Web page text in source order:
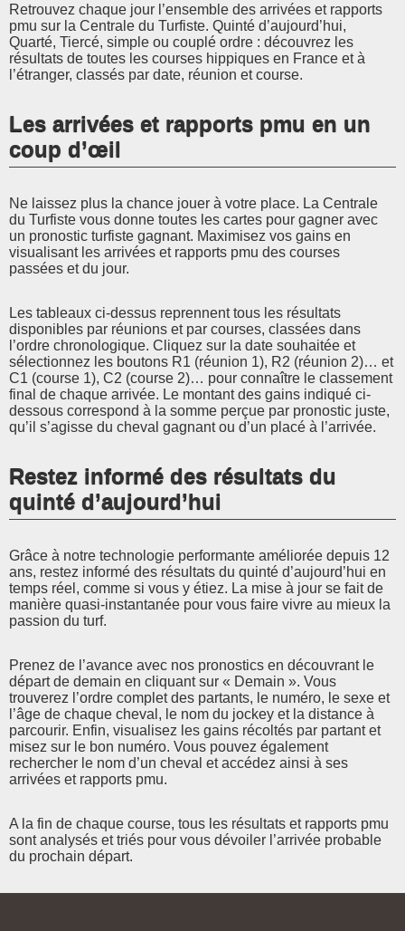
Retrouvez chaque jour l’ensemble des arrivées et rapports
pmu sur la Centrale du Turfiste. Quinté d’aujourd’hui,
Quarté, Tiercé, simple ou couplé ordre : découvrez les
résultats de toutes les courses hippiques en France et à
l’étranger, classés par date, réunion et course.
Les arrivées et rapports pmu en un
coup d’œil
Ne laissez plus la chance jouer à votre place. La Centrale
du Turfiste vous donne toutes les cartes pour gagner avec
un pronostic turfiste gagnant. Maximisez vos gains en
visualisant les arrivées et rapports pmu des courses
passées et du jour.
Les tableaux ci-dessus reprennent tous les résultats
disponibles par réunions et par courses, classées dans
l’ordre chronologique. Cliquez sur la date souhaitée et
sélectionnez les boutons R1 (réunion 1), R2 (réunion 2)… et
C1 (course 1), C2 (course 2)… pour connaître le classement
final de chaque arrivée. Le montant des gains indiqué ci-
dessous correspond à la somme perçue par pronostic juste,
qu’il s’agisse du cheval gagnant ou d’un placé à l’arrivée.
Restez informé des résultats du
quinté d’aujourd’hui
Grâce à notre technologie performante améliorée depuis 12
ans, restez informé des résultats du quinté d’aujourd’hui en
temps réel, comme si vous y étiez. La mise à jour se fait de
manière quasi-instantanée pour vous faire vivre au mieux la
passion du turf.
Prenez de l’avance avec nos pronostics en découvrant le
départ de demain en cliquant sur « Demain ». Vous
trouverez l’ordre complet des partants, le numéro, le sexe et
l’âge de chaque cheval, le nom du jockey et la distance à
parcourir. Enfin, visualisez les gains récoltés par partant et
misez sur le bon numéro. Vous pouvez également
rechercher le nom d’un cheval et accédez ainsi à ses
arrivées et rapports pmu.
A la fin de chaque course, tous les résultats et rapports pmu
sont analysés et triés pour vous dévoiler l’arrivée probable
du prochain départ.